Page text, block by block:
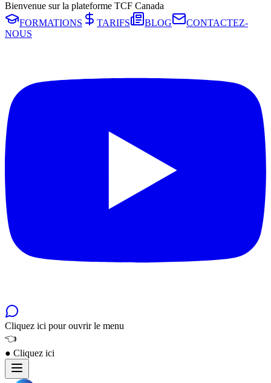
Bienvenue sur la plateforme TCF Canada
FORMATIONS
TARIFS BLOG
CONTACTEZ-
NOUS
Cliquez ici pour ouvrir le menu
👈
● Cliquez ici